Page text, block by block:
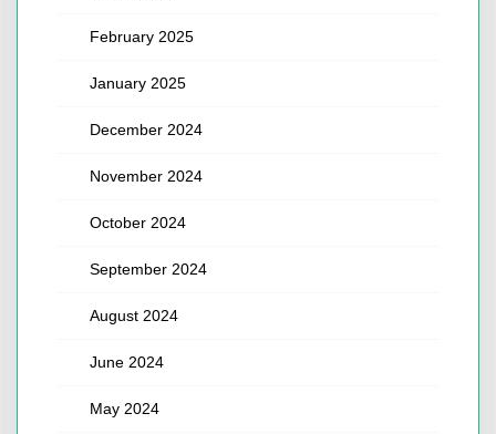
February 2025
January 2025
December 2024
November 2024
October 2024
September 2024
August 2024
June 2024
May 2024